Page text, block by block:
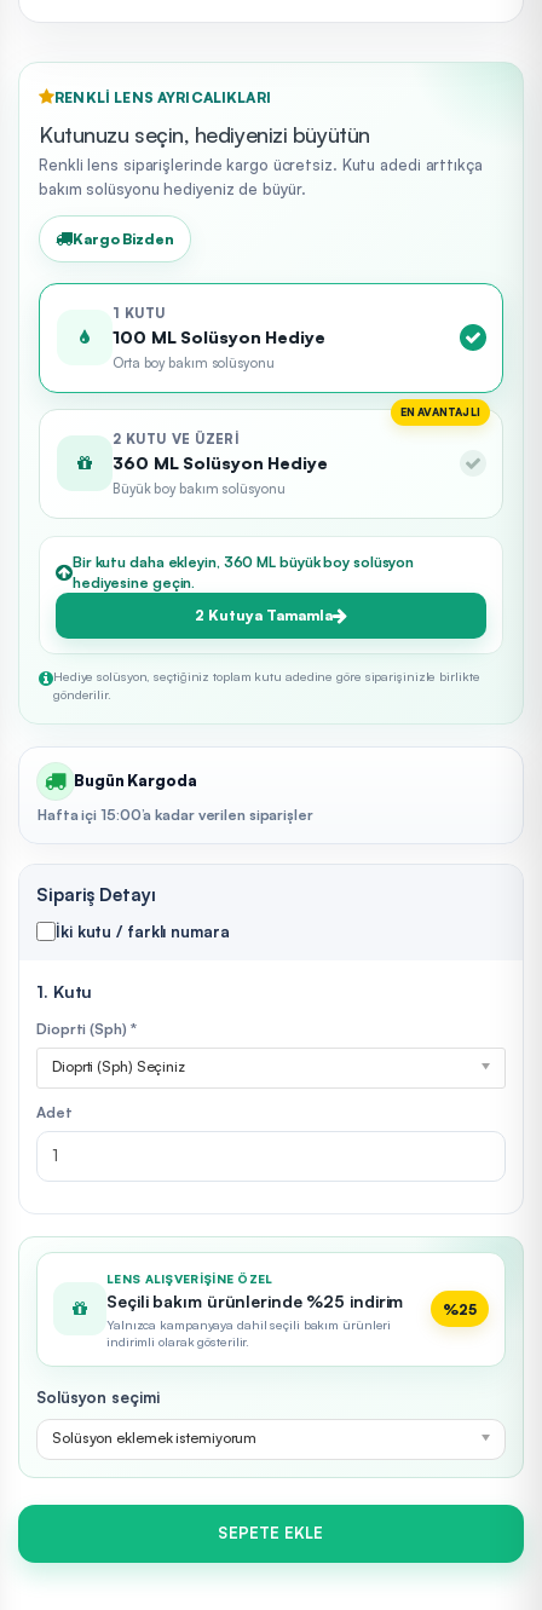
RENKLI LENS AYRICALIKLARI
Kutunuzu seçin, hediyenizi büyütün
Renkli lens siparişlerinde kargo ücretsiz. Kutu adedi arttıkça
bakım solüsyonu hediyeniz de büyür.
Kargo Bizden
1 KUTU
100 ML Solüsyon Hediye
Orta boy bakım solüsyonu
EN AVANTAJLI
2 KUTU VE ÜZERI
360 ML Solüsyon Hediye
Büyük boy bakım solüsyonu
Bir kutu daha ekleyin, 360 ML büyük boy solüsyon
hediyesine geçin.
2 Kutuya Tamamla
Hediye solüsyon, seçtiğiniz toplam kutu adedine göre siparişinizle birlikte
gönderilir.
Bugün Kargoda
Hafta içi 15:00’a kadar verilen siparişler
Sipariş Detayı
İki kutu / farklı numara
1. Kutu
Dioprti (Sph) *
Dioprti (Sph) Seçiniz
Adet
LENS ALIŞVERIŞINE ÖZEL
Seçili bakım ürünlerinde %25 indirim
Yalnızca kampanyaya dahil seçili bakım ürünleri
indirimli olarak gösterilir.
%25
Solüsyon seçimi
Solüsyon eklemek istemiyorum
SEPETE EKLE